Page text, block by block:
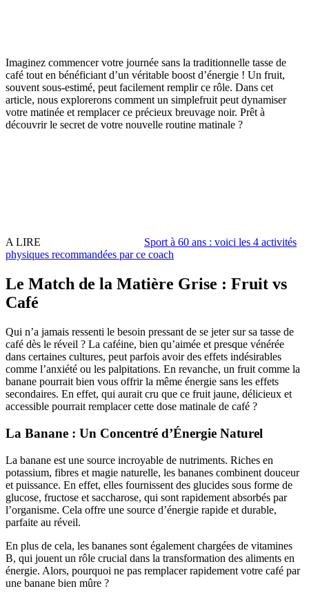
Imaginez commencer votre journée sans la traditionnelle tasse de
café tout en bénéficiant d’un véritable boost d’énergie ! Un fruit,
souvent sous-estimé, peut facilement remplir ce rôle. Dans cet
article, nous explorerons comment un simplefruit peut dynamiser
votre matinée et remplacer ce précieux breuvage noir. Prêt à
découvrir le secret de votre nouvelle routine matinale ?
A LIRE
Sport à 60 ans : voici les 4 activités
physiques recommandées par ce coach
Le Match de la Matière Grise : Fruit vs
Café
Qui n’a jamais ressenti le besoin pressant de se jeter sur sa tasse de
café dès le réveil ? La caféine, bien qu’aimée et presque vénérée
dans certaines cultures, peut parfois avoir des effets indésirables
comme l’anxiété ou les palpitations. En revanche, un fruit comme la
banane pourrait bien vous offrir la même énergie sans les effets
secondaires. En effet, qui aurait cru que ce fruit jaune, délicieux et
accessible pourrait remplacer cette dose matinale de café ?
La Banane : Un Concentré d’Énergie Naturel
La banane est une source incroyable de nutriments. Riches en
potassium, fibres et magie naturelle, les bananes combinent douceur
et puissance. En effet, elles fournissent des glucides sous forme de
glucose, fructose et saccharose, qui sont rapidement absorbés par
l’organisme. Cela offre une source d’énergie rapide et durable,
parfaite au réveil.
En plus de cela, les bananes sont également chargées de vitamines
B, qui jouent un rôle crucial dans la transformation des aliments en
énergie. Alors, pourquoi ne pas remplacer rapidement votre café par
une banane bien mûre ?